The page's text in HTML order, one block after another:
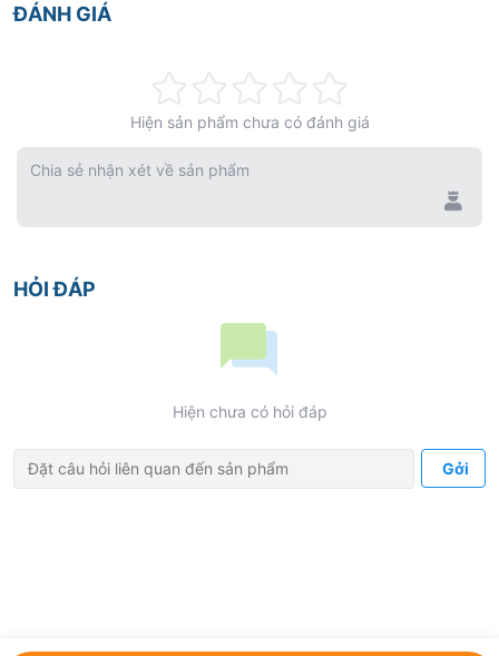
ĐÁNH GIÁ
0%
Hiện sản phẩm chưa có đánh giá
Chia sẻ nhận xét về sản phẩm
HỎI ĐÁP
Hiện chưa có hỏi đáp
Gởi